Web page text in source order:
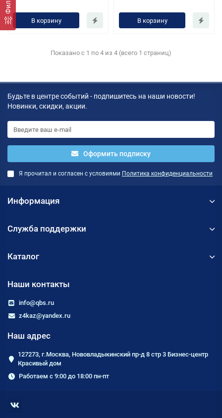
В корзину В корзину
Показано с 1 по 4 из 4 (всего 1 страниц)
Будьте в центре событий - подпишитесь на наши новости!
Новинки, скидки, акции.
Оформить подписку
Я прочитал и согласен с условиями Политика конфиденциальности
Информация
Служба поддержки
Каталог
Наши контакты
info@qbs.ru
z4kaz@yandex.ru
Наш адрес
127273, г.Москва, Нововладыкинский пр-д 8 стр 3 Бизнес-центр
Красивый дом
Работаем с 9:00 до 18:00 пн-пт